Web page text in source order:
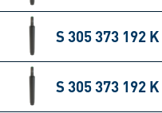
S 305 373 192 K
S 305 373 192 K